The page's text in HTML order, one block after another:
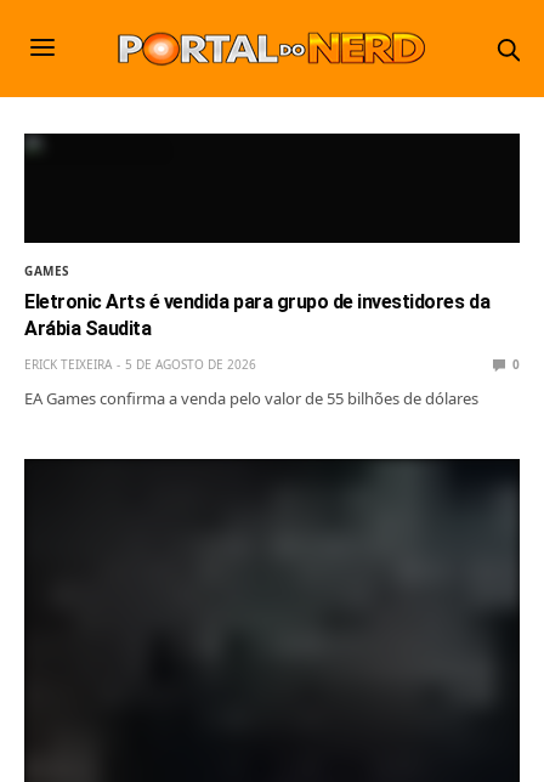
GAMES
Eletronic Arts é vendida para grupo de investidores da
Arábia Saudita
ERICK TEIXEIRA 5 DE AGOSTO DE 2026 0
EA Games confirma a venda pelo valor de 55 bilhões de dólares